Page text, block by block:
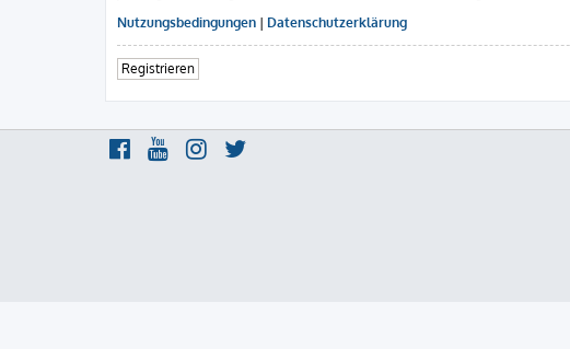
Nutzungsbedingungen | Datenschutzerklärung
Registrieren